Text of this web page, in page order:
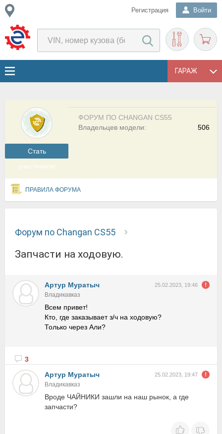
Регистрация Войти
ГАРАЖ
Cтать
участником
ФОРУМ ПО CHANGAN CS55
506
Владельцев модели:
ПРАВИЛА ФОРУМА
Форум по Changan CS55
Запчасти на ходовую.
Артур Муратыч 25.02.2023, 19:46
Владикавказ
Всем привет!
Кто, где заказывает з/ч на ходовую?
Только через Али?
3
Артур Муратыч
25.02.2023, 19:47
Владикавказ
Вроде ЧАЙНИКИ зашли на наш рынок, а где
запчасти?